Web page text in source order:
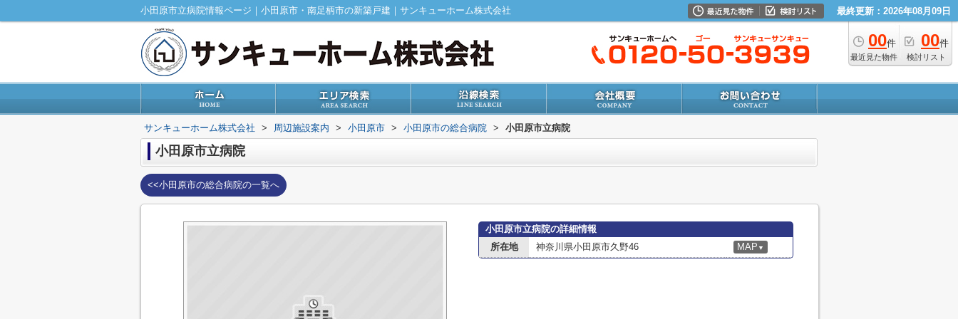
小田原市立病院情報ページ｜小田原市・南足柄市の新築戸建｜サンキューホーム株式会社 最終更新：2026年08月09日
00件
最近見た物件
00件
検討リスト
サンキューホーム株式会社 > 周辺施設案内 > 小田原市 > 小田原市の総合病院 > 小田原市立病院
小田原市立病院
<<小田原市の総合病院の一覧へ
小田原市立病院の詳細情報
所在地
神奈川県小田原市久野46 MAP ▼